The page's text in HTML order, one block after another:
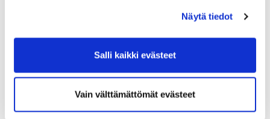
Näytä tiedot
Salli kaikki evästeet
Vain välttämättömät evästeet